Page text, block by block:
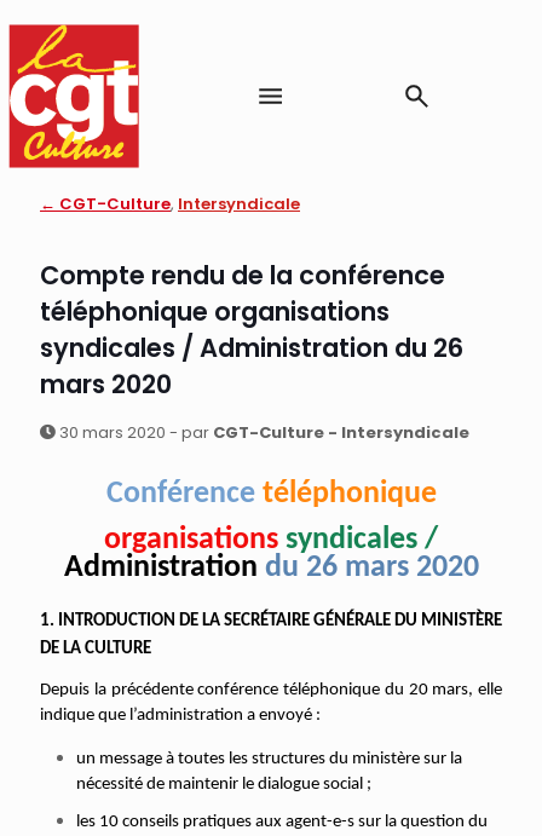
← CGT-Culture, Intersyndicale
Compte rendu de la conférence
téléphonique organisations
syndicales / Administration du 26
mars 2020
30 mars 2020 - par CGT-Culture - Intersyndicale
Conférence téléphonique
organisations syndicales /
Administration du 26 mars 2020
1. INTRODUCTION DE LA SECRÉTAIRE GÉNÉRALE DU MINISTÈRE
DE LA CULTURE
Depuis la précédente conférence téléphonique du 20 mars, elle
indique que l’administration a envoyé :
un message à toutes les structures du ministère sur la
nécessité de maintenir le dialogue social ;
les 10 conseils pratiques aux agent-e-s sur la question du